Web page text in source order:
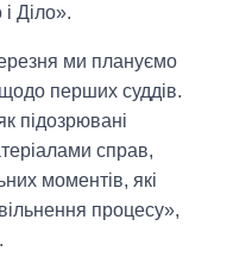
Діло».
ми плануємо
перших суддів.
підозрювані
справ,
моментів, які
процесу»,